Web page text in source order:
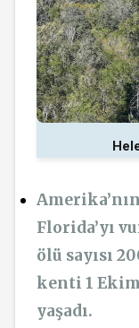
Florida’yı
ölü sayısı
kenti 1
yaşadı.